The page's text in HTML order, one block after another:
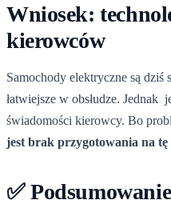
Wniosek:
kierowców
Samochody elektryczne są dziś
łatwiejsze w obsłudze. Jednak
świadomości kierowcy. Bo
jest brak przygotowania na tę
✅ Podsumowanie